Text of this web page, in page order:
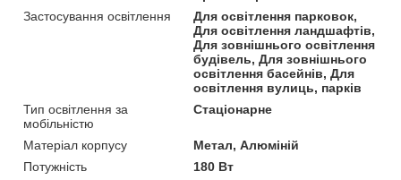
Застосування освітлення
Для освітлення парковок,
Для освітлення ландшафтів,
Для зовнішнього освітлення
будівель, Для зовнішнього
освітлення басейнів, Для
освітлення вулиць, парків
Тип освітлення за
мобільністю
Стаціонарне
Матеріал корпусу
Метал, Алюміній
Потужність
180 Вт